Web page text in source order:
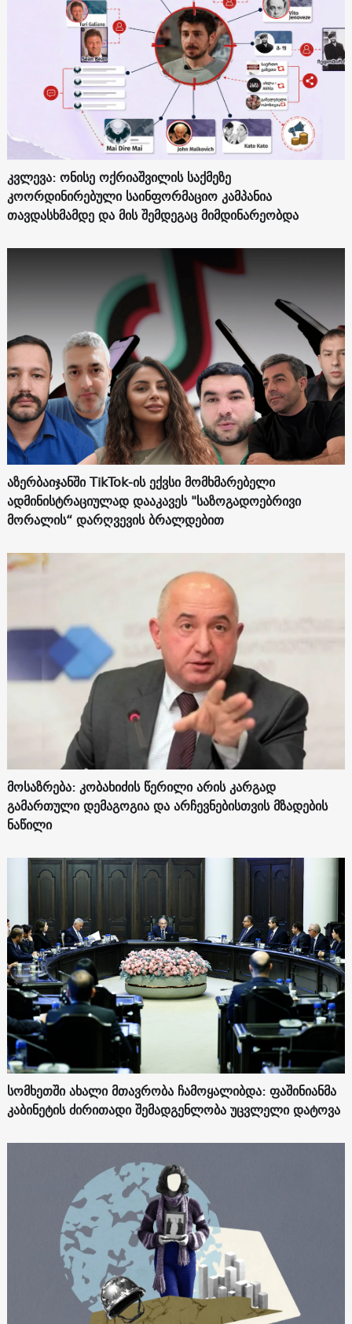
კვლევა: ონისე ოქრიაშვილის საქმეზე
კოორდინირებული საინფორმაციო კამპანია
თავდასხმამდე და მის შემდეგაც მიმდინარეობდა
აზერბაიჯანში TikTok-ის ექვსი მომხმარებელი
ადმინისტრაციულად დააკავეს "საზოგადოებრივი
მორალის“ დარღვევის ბრალდებით
მოსაზრება: კობახიძის წერილი არის კარგად
გამართული დემაგოგია და არჩევნებისთვის მზადების
ნაწილი
სომხეთში ახალი მთავრობა ჩამოყალიბდა: ფაშინიანმა
კაბინეტის ძირითადი შემადგენლობა უცვლელი დატოვა